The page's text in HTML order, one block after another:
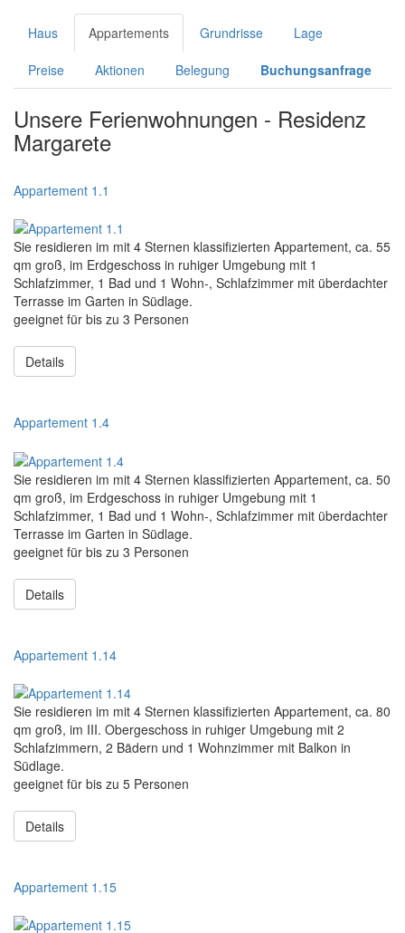
Haus Appartements Grundrisse Lage
Preise Aktionen Belegung Buchungsanfrage
Unsere Ferienwohnungen - Residenz
Margarete
Appartement 1.1
Sie residieren im mit 4 Sternen klassifizierten Appartement, ca. 55
qm groß, im Erdgeschoss in ruhiger Umgebung mit 1
Schlafzimmer, 1 Bad und 1 Wohn-, Schlafzimmer mit überdachter
Terrasse im Garten in Südlage.
geeignet für bis zu 3 Personen
Details
Appartement 1.4
Sie residieren im mit 4 Sternen klassifizierten Appartement, ca. 50
qm groß, im Erdgeschoss in ruhiger Umgebung mit 1
Schlafzimmer, 1 Bad und 1 Wohn-, Schlafzimmer mit überdachter
Terrasse im Garten in Südlage.
geeignet für bis zu 3 Personen
Details
Appartement 1.14
Sie residieren im mit 4 Sternen klassifizierten Appartement, ca. 80
qm groß, im III. Obergeschoss in ruhiger Umgebung mit 2
Schlafzimmern, 2 Bädern und 1 Wohnzimmer mit Balkon in
Südlage.
geeignet für bis zu 5 Personen
Details
Appartement 1.15